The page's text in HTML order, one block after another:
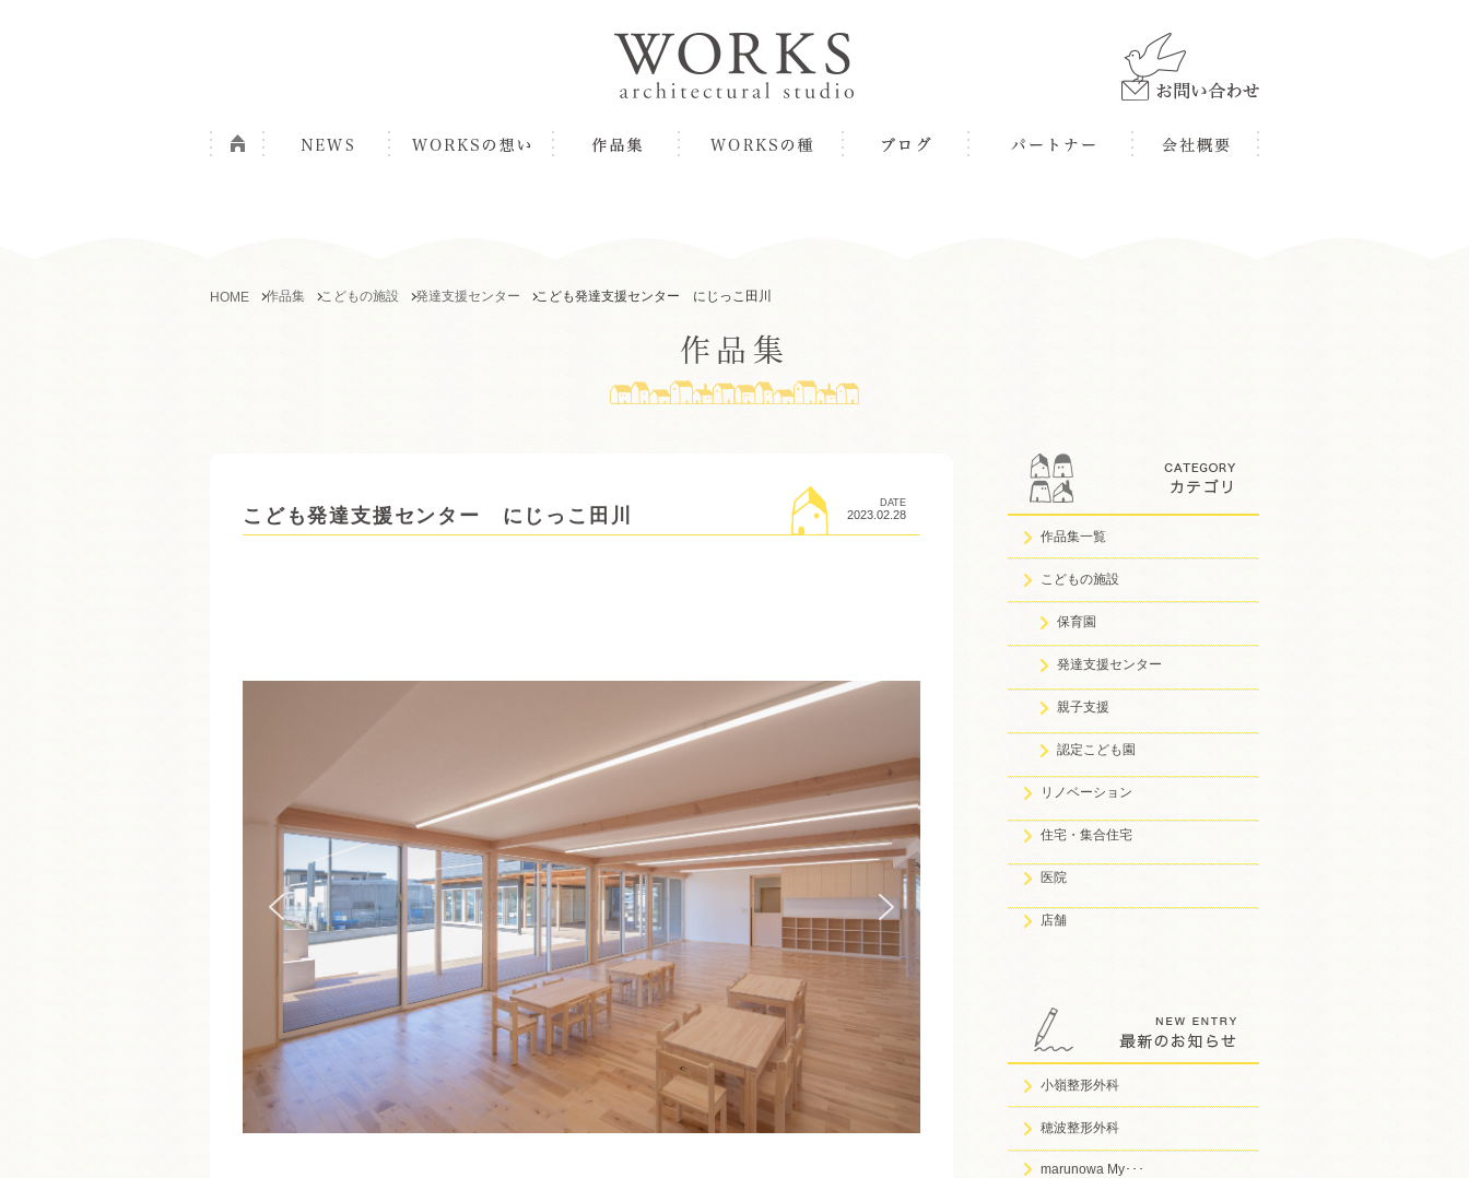
HOME 作品集 こどもの施設 発達支援センター こども発達支援センター にじっこ田川
作品集
こども発達支援センター にじっこ田川
DATE
2023.02.28
作品集一覧
こどもの施設
保育園
発達支援センター
親子支援
認定こども園
リノベーション
住宅・集合住宅
医院
店舗
小嶺整形外科
穂波整形外科
marunowa My･･･